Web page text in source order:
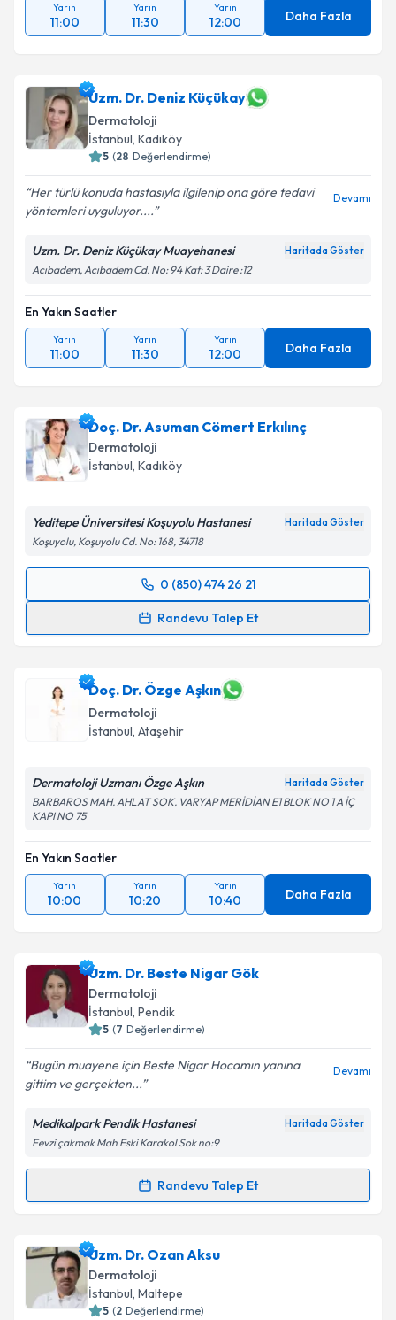
Yarın
11:00
Yarın
11:30
Yarın
12:00 Daha Fazla
Uzm. Dr. Deniz Küçükay
Dermatoloji
İstanbul, Kadıköy
5 (28 Değerlendirme)
Her türlü konuda hastasıyla ilgilenip ona göre tedavi
yöntemleri uyguluyor....
Devamı
Uzm. Dr. Deniz Küçükay Muayehanesi Haritada Göster
Acıbadem, Acıbadem Cd. No: 94 Kat: 3 Daire :12
En Yakın Saatler
Yarın
11:00
Yarın
11:30
Yarın
12:00 Daha Fazla
Doç. Dr. Asuman Cömert Erkılınç
Dermatoloji
İstanbul, Kadıköy
Yeditepe Üniversitesi Koşuyolu Hastanesi Haritada Göster
Koşuyolu, Koşuyolu Cd. No: 168, 34718
0 (850) 474 26 21
Randevu Talep Et
Randevu Takvimi Talebi
almanız için bir takvim hazırlandığında e-posta ile
bilgilendireceğiz.
E-posta Adresiniz
Metni'ni okudum ve kişisel verilerimin belirtilen
kapsamda işlenmesini kabul ediyorum.
Takvim Talebini Gönder
Doç. Dr. Özge Aşkın
Dermatoloji
İstanbul, Ataşehir
Dermatoloji Uzmanı Özge Aşkın Haritada Göster
BARBAROS MAH. AHLAT SOK. VARYAP MERİDİAN E1 BLOK NO 1 A İÇ
KAPI NO 75
En Yakın Saatler
Yarın
10:00
Yarın
10:20
Yarın
10:40 Daha Fazla
Uzm. Dr. Beste Nigar Gök
Dermatoloji
İstanbul, Pendik
5 (7 Değerlendirme)
Bugün muayene için Beste Nigar Hocamın yanına
gittim ve gerçekten...
Devamı
Medikalpark Pendik Hastanesi Haritada Göster
Fevzi çakmak Mah Eski Karakol Sok no:9
Randevu Talep Et
Randevu Takvimi Talebi
Uzm. Dr. Beste Nigar Gökiçin randevu takvimi
talebi oluşturun. Size bu uzmandan randevu almanız
için bir takvim hazırlandığında e-posta ile
bilgilendireceğiz.
Uzm. Dr. Ozan Aksu
Dermatoloji
İstanbul, Maltepe
5 (2 Değerlendirme)